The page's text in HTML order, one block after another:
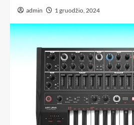
admin 1 gruodžio, 2024